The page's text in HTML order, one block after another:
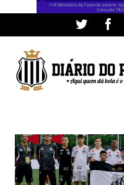
conteúdo
Twitter